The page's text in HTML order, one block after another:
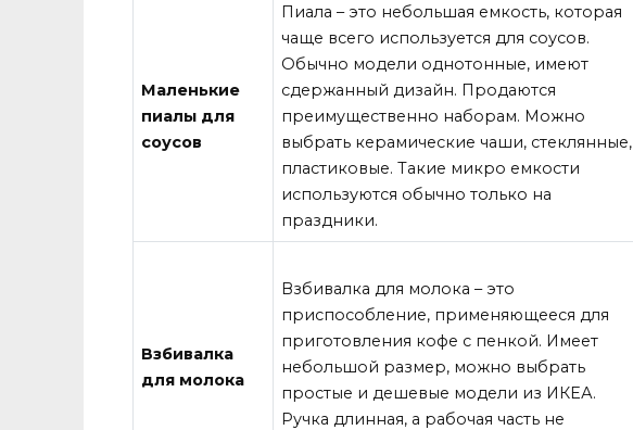
Маленькие
пиалы для
соусов
Пиала – это небольшая емкость, которая
чаще всего используется для соусов.
Обычно модели однотонные, имеют
сдержанный дизайн. Продаются
преимущественно наборам. Можно
выбрать керамические чаши, стеклянные,
пластиковые. Такие микро емкости
используются обычно только на
праздники.
Взбивалка
для молока
Взбивалка для молока – это
приспособление, применяющееся для
приготовления кофе с пенкой. Имеет
небольшой размер, можно выбрать
простые и дешевые модели из ИКЕА.
Ручка длинная, а рабочая часть не